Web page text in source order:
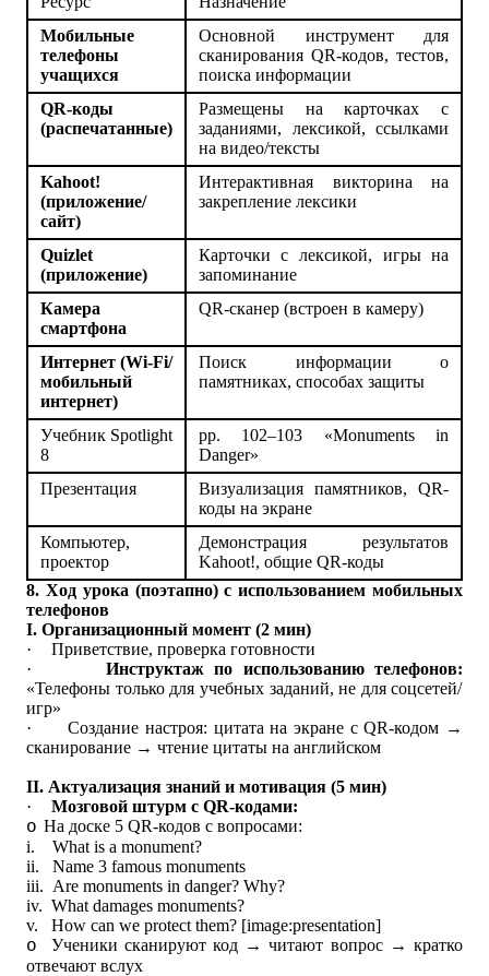
Мобильные
телефоны
учащихся
Основной инструмент для
сканирования QR-кодов, тестов,
поиска информации
QR-коды
(распечатанные)
Размещены на карточках с
заданиями, лексикой, ссылками
на видео/тексты
Kahoot!
(приложение/
сайт)
Интерактивная викторина на
закрепление лексики
Quizlet
(приложение)
Карточки с лексикой, игры на
запоминание
Камера
смартфона
QR-сканер (встроен в камеру)
Интернет (Wi-Fi/
мобильный
интернет)
Поиск информации о
памятниках, способах защиты
Учебник Spotlight
8
pp. 102–103 «Monuments in
Danger»
Презентация
Визуализация памятников, QR-
коды на экране
Компьютер,
проектор
Демонстрация результатов
Kahoot!, общие QR-коды
8. Ход урока (поэтапно) с использованием мобильных
телефонов
I. Организационный момент (2 мин)
·
Приветствие, проверка готовности
·
Инструктаж по использованию телефонов:
«Телефоны только для учебных заданий, не для соцсетей/
игр»
·
Создание настроя: цитата на экране с QR-кодом →
сканирование → чтение цитаты на английском
II. Актуализация знаний и мотивация (5 мин)
·
Мозговой штурм с QR-кодами:
o На доске 5 QR-кодов с вопросами:
i.
What is a monument?
ii.
Name 3 famous monuments
iii. Are monuments in danger? Why?
iv. What damages monuments?
v.
How can we protect them? [image:presentation]
o
Ученики сканируют код → читают вопрос → кратко
отвечают вслух